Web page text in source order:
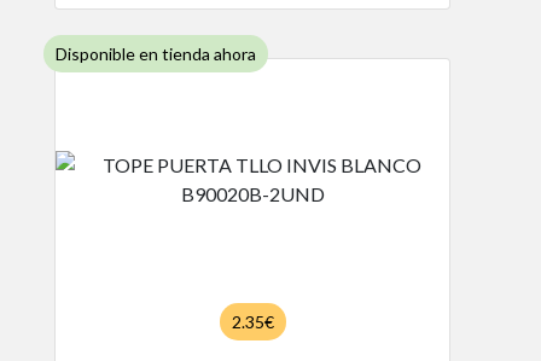
Disponible en tienda ahora
2.35€